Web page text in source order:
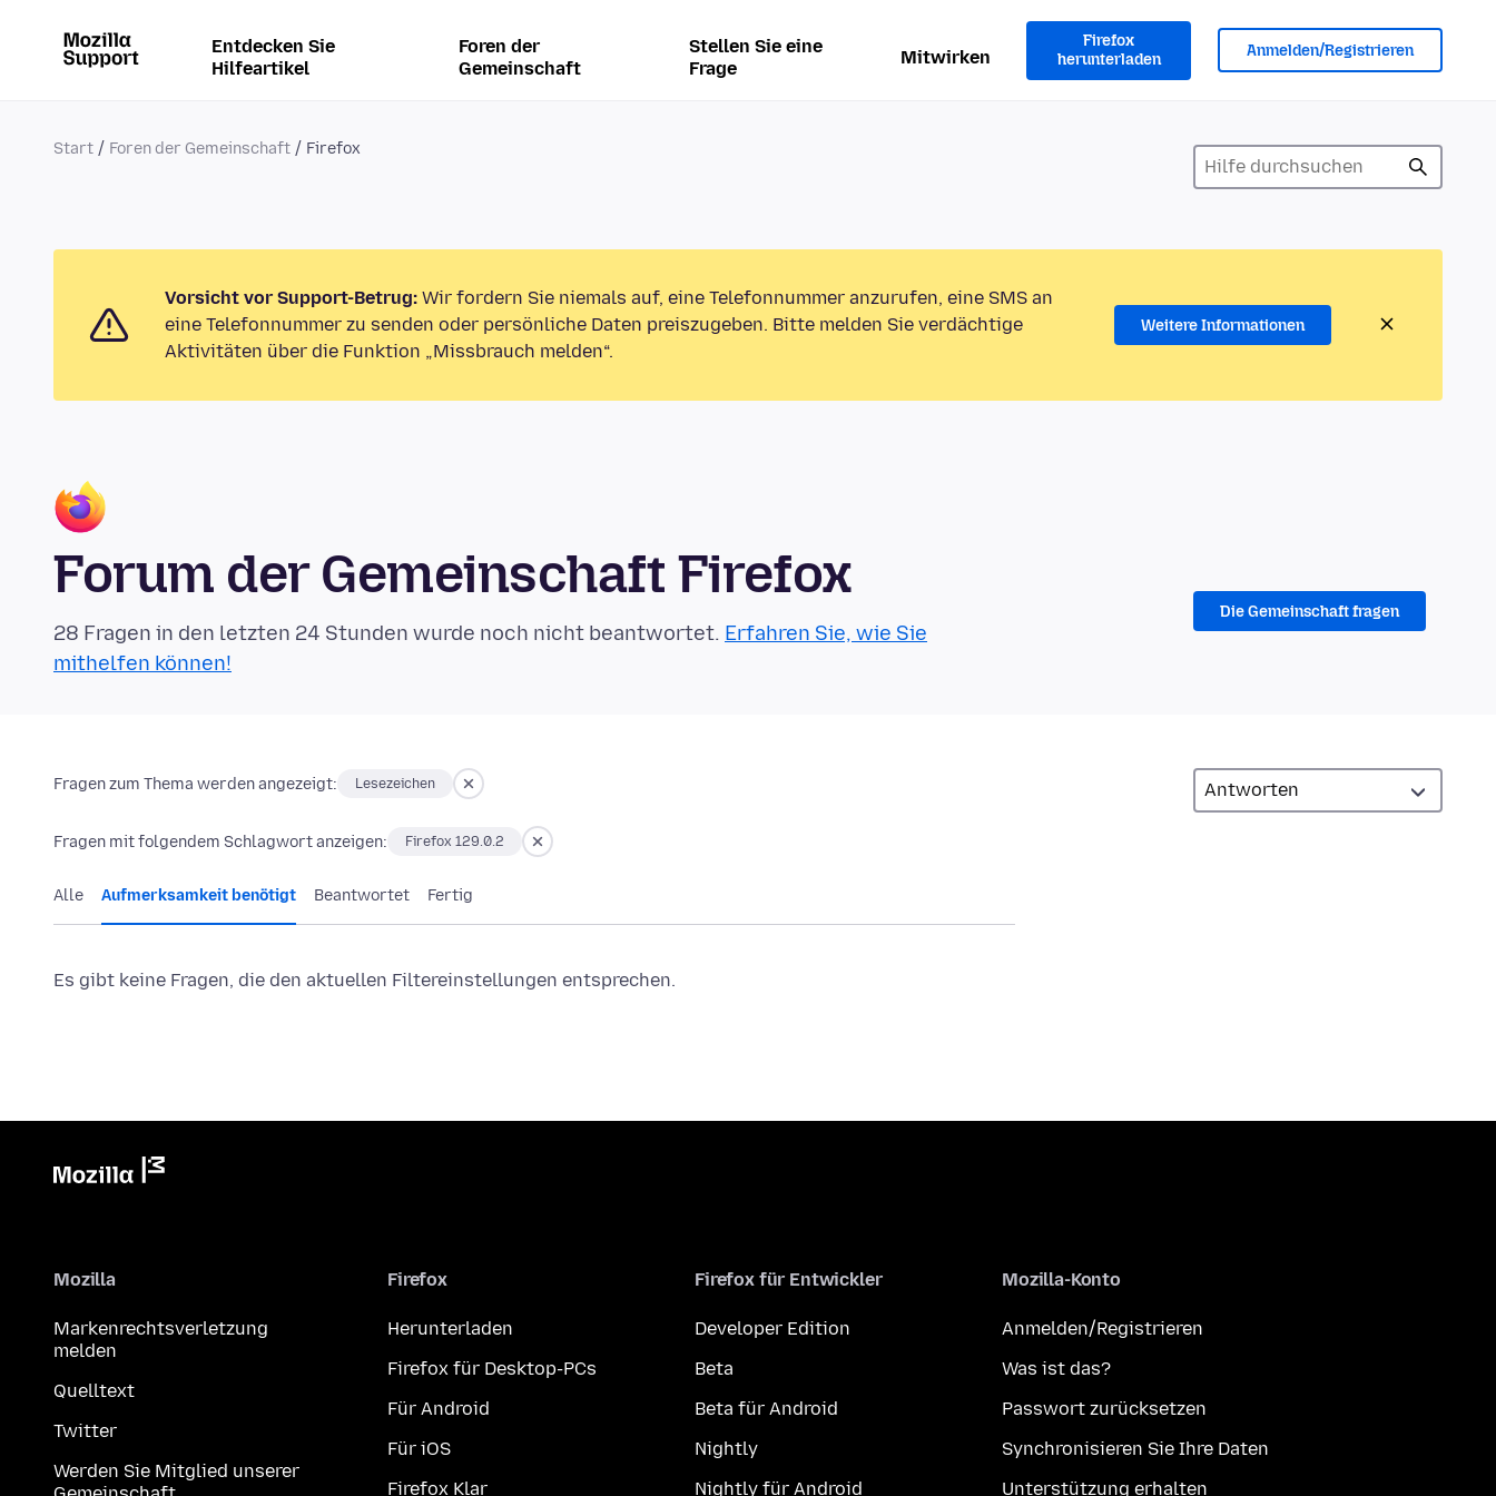
Entdecken Sie
Hilfeartikel
Foren der
Gemeinschaft
Stellen Sie eine
Frage
Mitwirken
Firefox
herunterladen
Anmelden/Registrieren
Start Foren der Gemeinschaft Firefox
Vorsicht vor Support-Betrug: Wir fordern Sie niemals auf, eine Telefonnummer anzurufen, eine SMS an
eine Telefonnummer zu senden oder persönliche Daten preiszugeben. Bitte melden Sie verdächtige
Aktivitäten über die Funktion „Missbrauch melden“.
Weitere Informationen
Forum der Gemeinschaft Firefox
28 Fragen in den letzten 24 Stunden wurde noch nicht beantwortet. Erfahren Sie, wie Sie
mithelfen können!
Die Gemeinschaft fragen
Fragen zum Thema werden angezeigt: Lesezeichen
Fragen mit folgendem Schlagwort anzeigen: Firefox 129.0.2
Alle Aufmerksamkeit benötigt Beantwortet Fertig
Es gibt keine Fragen, die den aktuellen Filtereinstellungen entsprechen.
Mozilla
Markenrechtsverletzung
melden
Quelltext
Twitter
Werden Sie Mitglied unserer
Firefox
Herunterladen
Firefox für Desktop-PCs
Für Android
Für iOS
Firefox Klar
Firefox für Entwickler
Developer Edition
Beta
Beta für Android
Nightly
Nightly für Android
Mozilla-Konto
Anmelden/Registrieren
Was ist das?
Passwort zurücksetzen
Synchronisieren Sie Ihre Daten
Unterstützung erhalten